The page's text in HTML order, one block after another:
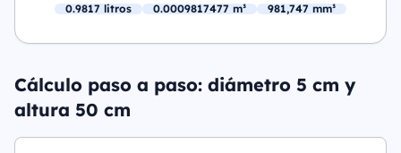
0.9817 litros 0.0009817477 m³ 981,747 mm³
Cálculo paso a paso: diámetro 5 cm y
altura 50 cm